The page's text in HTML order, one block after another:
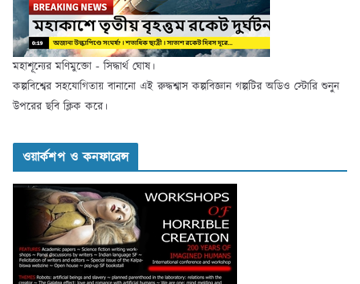
মহাশূন্যের মণিমুক্তো - সিদ্ধার্থ ঘোষ।
কল্পবিশ্বের সহযোগিতায় বানানো এই রুদ্ধশ্বাস কল্পবিজ্ঞান গল্পটির অডিও স্টোরি শুনুন
উপরের ছবি ক্লিক করে।
ওয়ার্কশপ ও কনফারেন্স